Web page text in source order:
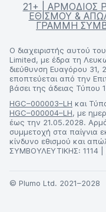
21+ | ΑΡΜΟΔΙΟΣ
ΕΘΙΣΜΟΥ &
ΓΡΑΜΜΗ
Ο διαχειριστής αυτού
Limited, με έδρα τη
διεύθυνση Ευαγόρου 31,
εποπτεύεται από την
βάσει της άδειας Τύπου
HGC–000003–LH και
HGC–000004–LH, με
έως την 21.05.2028.
συμμετοχή στα παίγνια
κίνδυνο εθισμού και
ΣΥΜΒΟΥΛΕΥΤΙΚΗΣ: 1114 |
© Plumo Ltd. 2021–2028